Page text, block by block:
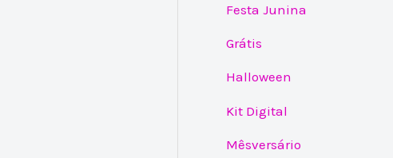
Festa Junina
Grátis
Halloween
Kit Digital
Mêsversário